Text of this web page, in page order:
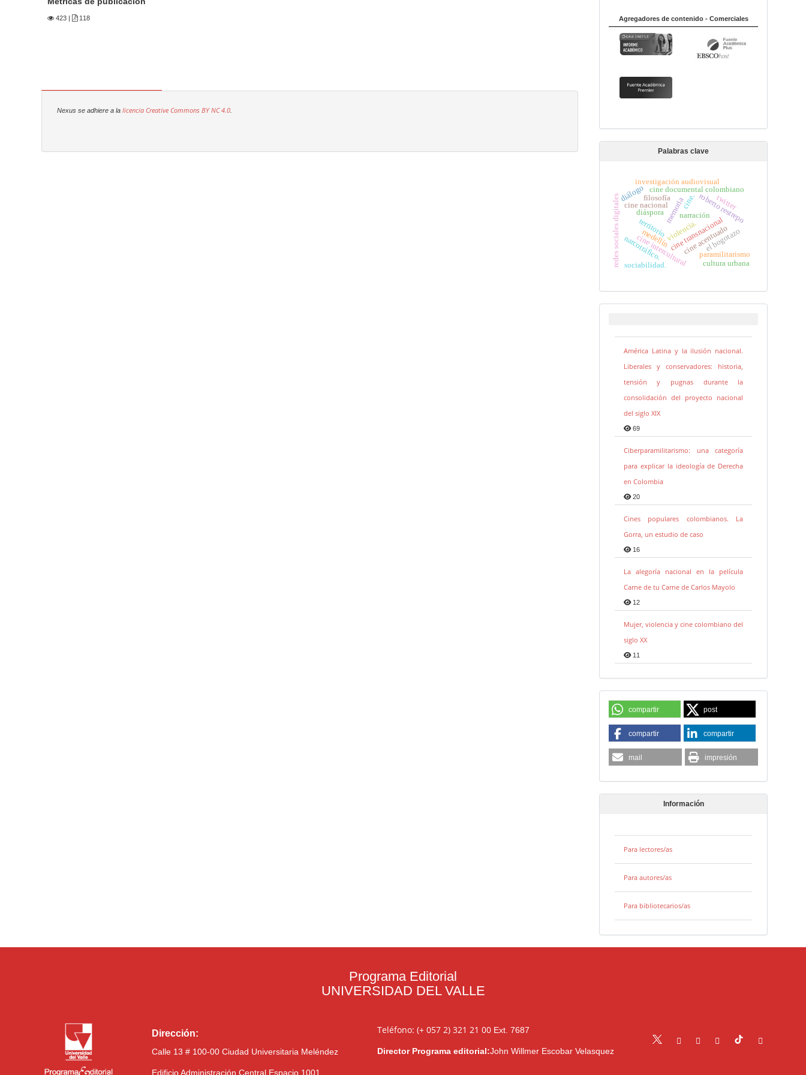
423| 118
Nexus se adhiere a la licencia Creative Commons BY NC 4.0.
Agregadores de contenido - Comerciales
Palabras clave
cine nacional
cine transnacional
diáspora
cine interculturalcine acentuado
medellín
narración
territorio
memoriacine.
cine documental colombiano
el bogotazo
roberto restrepo
violencia.
investigación audiovisual
paramilitarismo
narcotráfico.
redes sociales digitales twitter
diálogo
cultura urbana
sociabilidad.
filosofía
América Latina y la ilusión nacional.
Liberales y conservadores: historia,
tensión y pugnas durante la
consolidación del proyecto nacional
del siglo XIX
69
Ciberparamilitarismo: una categoría
para explicar la ideología de Derecha
en Colombia
20
Cines populares colombianos. La
Gorra, un estudio de caso
16
La alegoría nacional en la película
Carne de tu Carne de Carlos Mayolo
12
Mujer, violencia y cine colombiano del
siglo XX
11
compartir post
compartir compartir
mail impresión
Información
Para lectores/as
Para autores/as
Para bibliotecarios/as
Programa Editorial
UNIVERSIDAD DEL VALLE
Dirección:
Calle 13 # 100-00 Ciudad Universitaria Meléndez
Edificio Administración Central Espacio 1001
Teléfono: (+ 057 2) 321 21 00Ext. 7687
Director Programa editorial:John Willmer Escobar Velasquez